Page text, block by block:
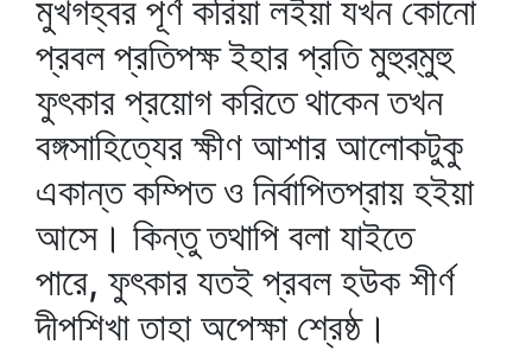
মুখগহ্বর পূর্ণ করিয়া লইয়া যখন কোনো
প্রবল প্রতিপক্ষ ইহার প্রতি মুহুর্‌মুহু
ফুৎকার প্রয়োগ করিতে থাকেন তখন
বঙ্গসাহিত্যের ক্ষীণ আশার আলোকটুকু
একান্ত কম্পিত ও নির্বাপিতপ্রায় হইয়া
আসে। কিন্তু তথাপি বলা যাইতে
পারে, ফুৎকার যতই প্রবল হউক শীর্ণ
দীপশিখা তাহা অপেক্ষা শ্রেষ্ঠ।